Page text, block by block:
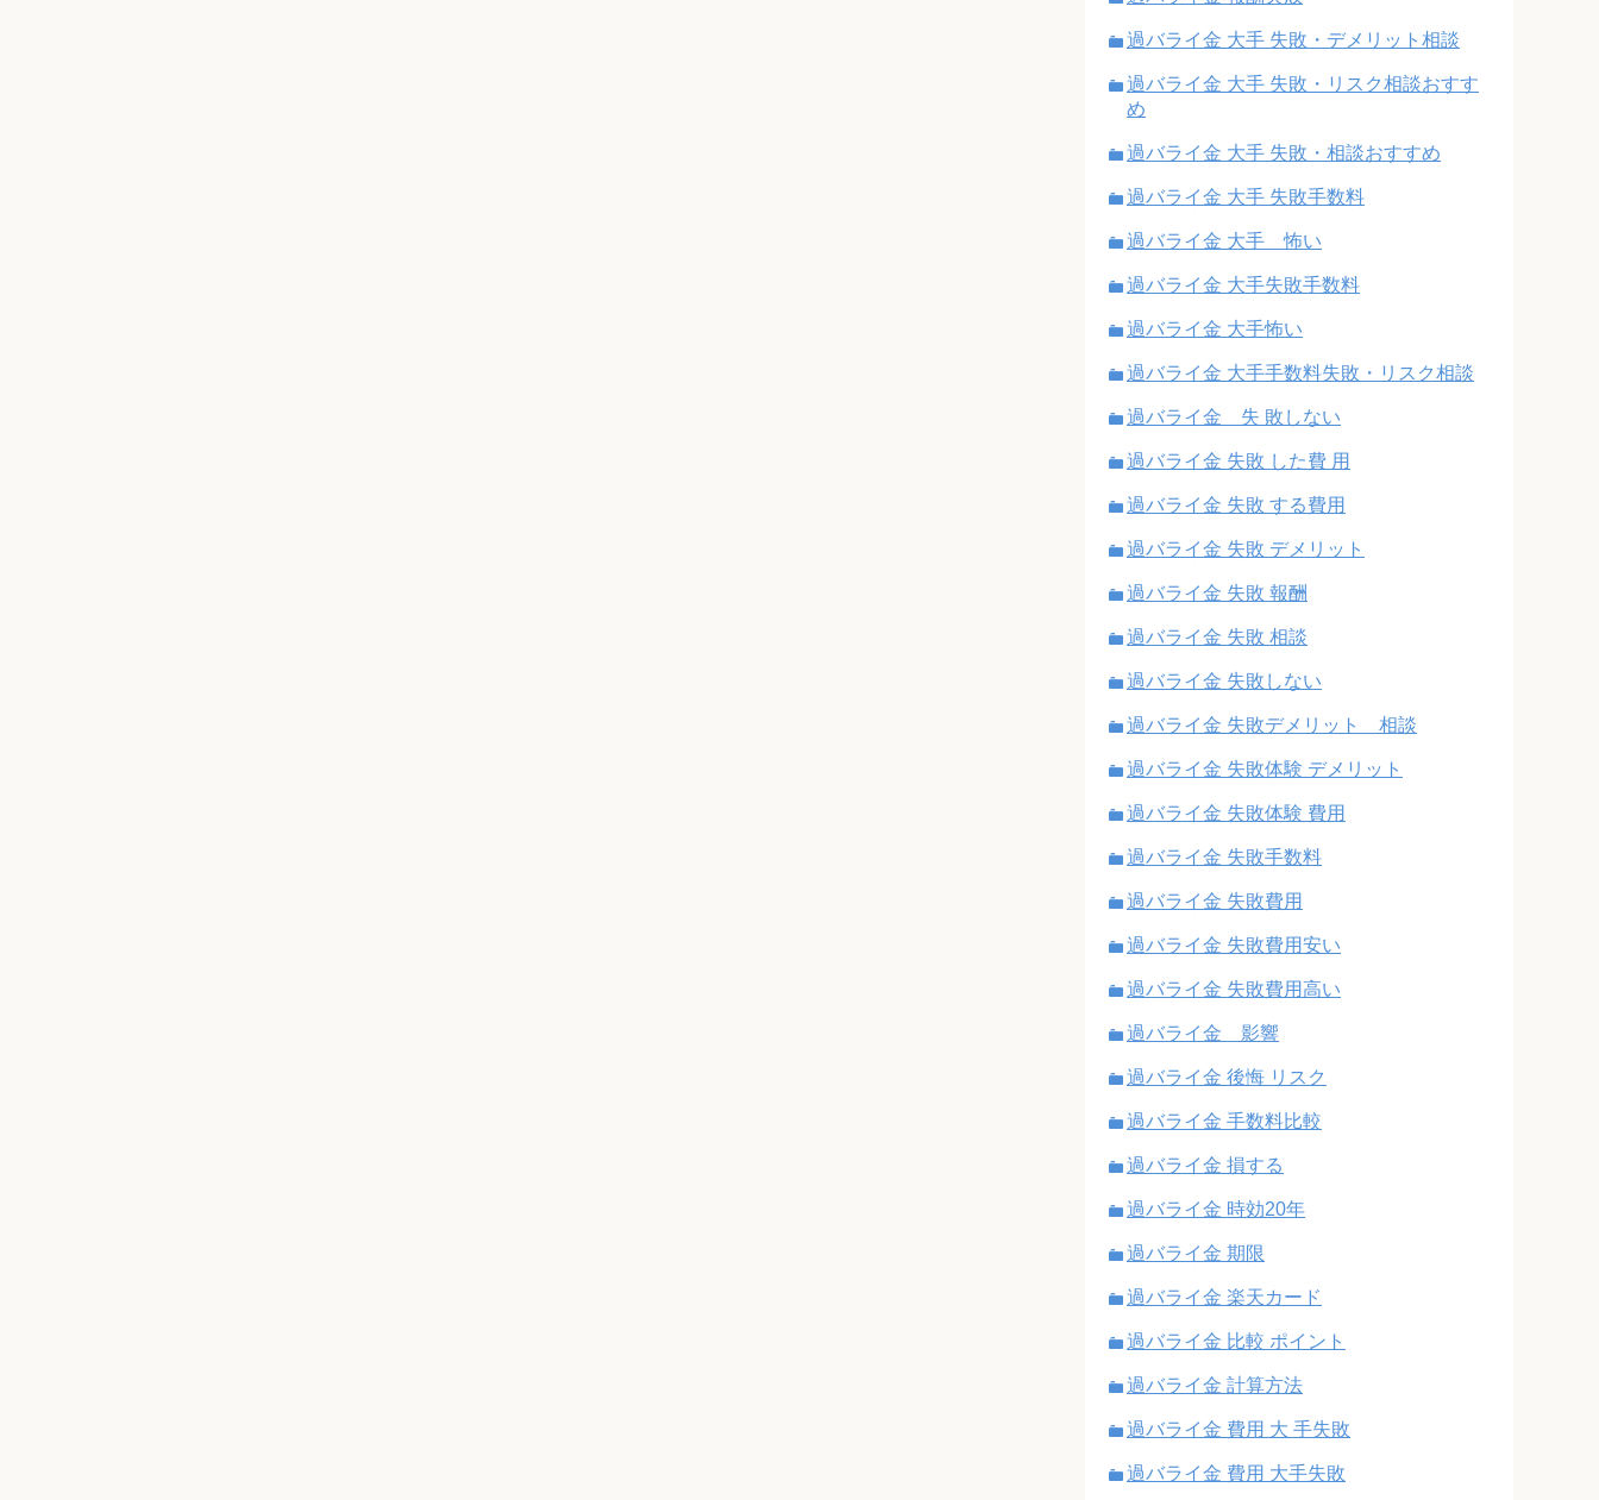
過バライ金 大手 失敗・デメリット相談
過バライ金 大手 失敗・リスク相談おすす
め
過バライ金 大手 失敗・相談おすすめ
過バライ金 大手 失敗手数料
過バライ金 大手 怖い
過バライ金 大手失敗手数料
過バライ金 大手怖い
過バライ金 大手手数料失敗・リスク相談
過バライ金 失 敗しない
過バライ金 失敗 した費 用
過バライ金 失敗 する費用
過バライ金 失敗 デメリット
過バライ金 失敗 報酬
過バライ金 失敗 相談
過バライ金 失敗しない
過バライ金 失敗デメリット 相談
過バライ金 失敗体験 デメリット
過バライ金 失敗体験 費用
過バライ金 失敗手数料
過バライ金 失敗費用
過バライ金 失敗費用安い
過バライ金 失敗費用高い
過バライ金 影響
過バライ金 後悔 リスク
過バライ金 手数料比較
過バライ金 損する
過バライ金 時効20年
過バライ金 期限
過バライ金 楽天カード
過バライ金 比較 ポイント
過バライ金 計算方法
過バライ金 費用 大 手失敗
過バライ金 費用 大手失敗